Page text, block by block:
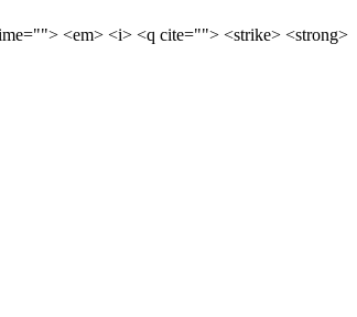
<em> <i> <q cite=""> <strike> <strong>